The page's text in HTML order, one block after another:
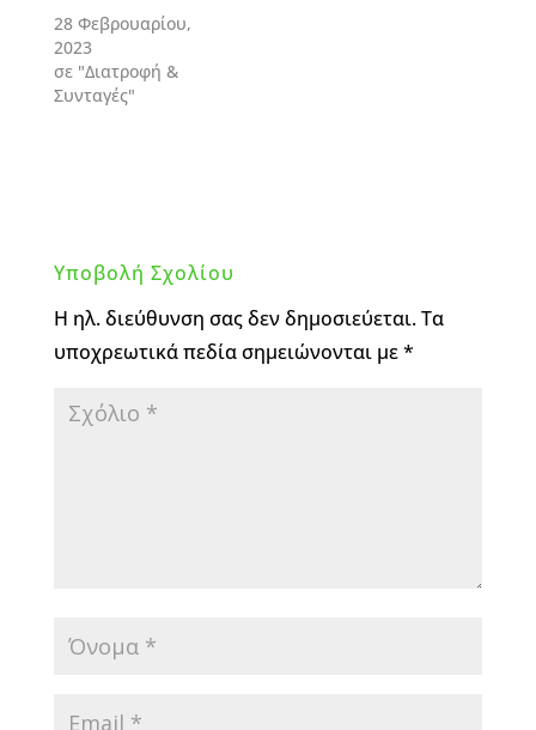
28 Φεβρουαρίου,
2023
σε "Διατροφή &
Συνταγές"
Υποβολή Σχολίου
Η ηλ. διεύθυνση σας δεν δημοσιεύεται.Τα
υποχρεωτικά πεδία σημειώνονται με*